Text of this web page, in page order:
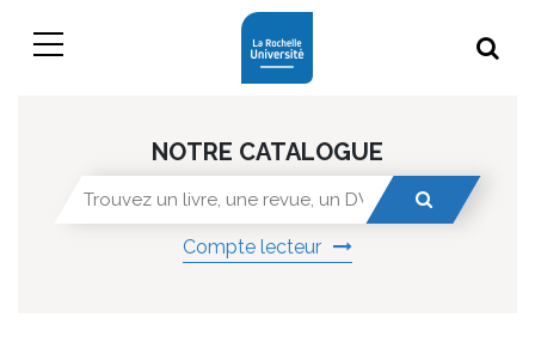
NOTRE CATALOGUE
Compte lecteur